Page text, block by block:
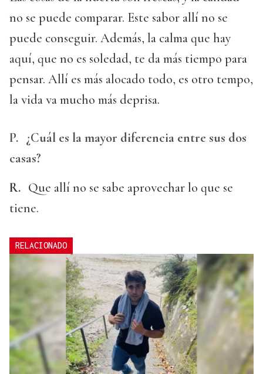
no se puede comparar. Este sabor allí no se
puede conseguir. Además, la calma que hay
aquí, que no es soledad, te da más tiempo para
pensar. Allí es más alocado todo, es otro tempo,
la vida va mucho más deprisa.
P. ¿Cuál es la mayor diferencia entre sus dos
casas?
R. Que allí no se sabe aprovechar lo que se
tiene.
RELACIONADO